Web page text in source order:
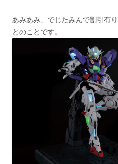
あみあみ、でじたみんで割引有
とのことです。